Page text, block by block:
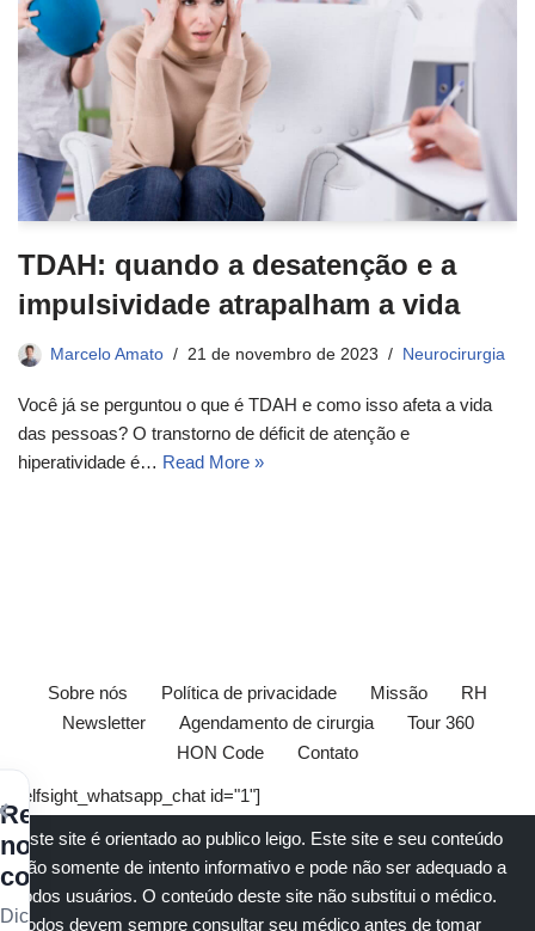
TDAH: quando a desatenção e a
impulsividade atrapalham a vida
Marcelo Amato 21 de novembro de 2023 Neurocirurgia
Você já se perguntou o que é TDAH e como isso afeta a vida
das pessoas? O transtorno de déficit de atenção e
hiperatividade é… Read More »
Sobre nós Política de privacidade Missão
RH
Newsletter
Agendamento de cirurgia
Tour 360
HON Code
Contato
[elfsight_whatsapp_chat id="1"]
Este site é orientado ao publico leigo. Este site e seu conteúdo
são somente de intento informativo e pode não ser adequado a
todos usuários. O conteúdo deste site não substitui o médico.
Todos devem sempre consultar seu médico antes de tomar
Receba
nossos
conteúdos
Dicas